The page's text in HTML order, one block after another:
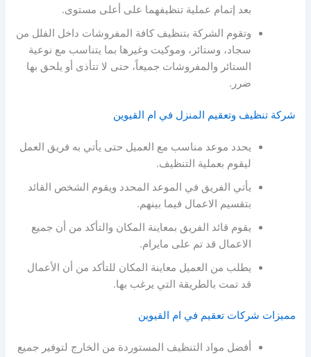
بعد إتمام عملية تنظيفهما على أعلى مستوى.
وتقوم الشركة بتنظيف كافة المفروشات داخل الفلل من
سجاد، وستائر، وموكيت وغيرها بما يتناسب مع نوعية
الستائر والمفروشات جميعاً، حتى لا تتأذى أو يلحق بها
ضرر.
شركة تنظيف وتعقيم المنزل في ام القيوين
يحدد موعد مناسب مع العميل حتى يأتي به فريق العمل
ليقوم بعملية التنظيف.
يأتي الفريق في الموعد المحدد ويقوم الشخص القائد
بتقسيم الاعمال فيما بينهم.
يقوم قائد الفريق بمعاينة المكان والتأكد من أن جميع
الاعمال قد تم على مايرام.
يطلب من العميل معاينة المكان للتأكد من أن الأعمال
قد تمت بالطريقة التي يرغب بها.
مميزات شركات تعقيم في ام القيوين
أفضل مواد التنظيف المستوردة من الخارج لتوفير جميع